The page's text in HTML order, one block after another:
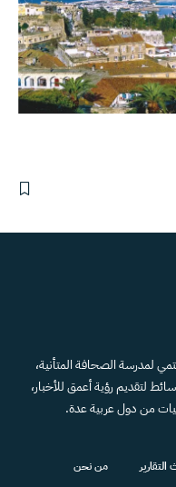
مستقلة، تأسست عام 2013، تنتمي لمدرسة الصحافة المتأنية،
لتقديم رؤية أعمق للأخبار،
من دول عربية عدة.
من نحن